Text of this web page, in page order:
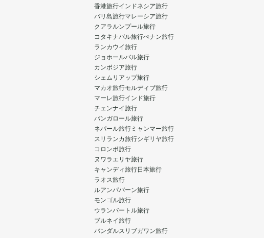
香港旅行インドネシア旅行
バリ島旅行マレーシア旅行
クアラルンプール旅行
コタキナバル旅行ぺナン旅行
ランカウイ旅行
ジョホールバル旅行
カンボジア旅行
シェムリアップ旅行
マカオ旅行モルディブ旅行
マーレ旅行インド旅行
チェンナイ旅行
バンガロール旅行
ネパール旅行 ミャンマー旅行
スリランカ旅行シギリヤ旅行
コロンボ旅行
ヌワラエリヤ旅行
キャンディ旅行日本旅行
ラオス旅行
ルアンパバーン旅行
モンゴル旅行
ウランバートル旅行
ブルネイ旅行
バンダルスリブガワン旅行